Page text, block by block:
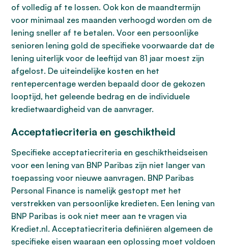
of volledig af te lossen. Ook kon de maandtermijn
voor minimaal zes maanden verhoogd worden om de
lening sneller af te betalen. Voor een persoonlijke
senioren lening gold de specifieke voorwaarde dat de
lening uiterlijk voor de leeftijd van 81 jaar moest zijn
afgelost. De uiteindelijke kosten en het
rentepercentage werden bepaald door de gekozen
looptijd, het geleende bedrag en de individuele
kredietwaardigheid van de aanvrager.
Acceptatiecriteria en geschiktheid
Specifieke acceptatiecriteria en geschiktheidseisen
voor een lening van BNP Paribas zijn niet langer van
toepassing voor nieuwe aanvragen. BNP Paribas
Personal Finance is namelijk gestopt met het
verstrekken van persoonlijke kredieten. Een lening van
BNP Paribas is ook niet meer aan te vragen via
Krediet.nl. Acceptatiecriteria definiëren algemeen de
specifieke eisen waaraan een oplossing moet voldoen